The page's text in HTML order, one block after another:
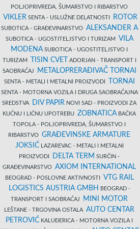
POLJOPRIVREDA, ŠUMARSTVO I RIBARSTVO
VIKLER SENTA - USLUŽNE DELATNOSTI ROTOR
SUBOTICA - GRAĐEVINARSTVO ALEKSANDER A
SUBOTICA - UGOSTITELJSTVO I TURIZAM VILA
MODENA SUBOTICA - UGOSTITELJSTVO I
TURIZAM
TISIN CVET
ADORJAN - TRANSPORT I
SAOBRAĆAJ
METALOPRERAĐIVAČ TORNAI
SENTA - METALI I METALNI PROIZVODI TORNAI
SENTA - MOTORNA VOZILA I DRUGA SAOBRAĆAJNA
SREDSTVA
DIV PAPIR NOVI SAD - PROIZVODI ZA
KUĆNU I LIČNU UPOTREBU ZOBNATICA BAČKA
TOPOLA - POLJOPRIVREDA, ŠUMARSTVO I
RIBARSTVO GRAĐEVINSKE ARMATURE
JOKSIĆLAZAREVAC - METALI I METALNI
PROIZVODI
DELTA TERM SURČIN -
GRAĐEVINARSTVO AXIOM INTERNATIONAL
BEOGRAD - POSLOVNE AKTIVNOSTI VTG RAIL
LOGISTICS AUSTRIA GMBH
BEOGRAD -
TRANSPORT I SAOBRAĆAJ
MINI MOTOR
LEŠTANE - TRGOVINA OSTALA AUTO CENTAR
PETROVIĆ KALUĐERICA - MOTORNA VOZILA I